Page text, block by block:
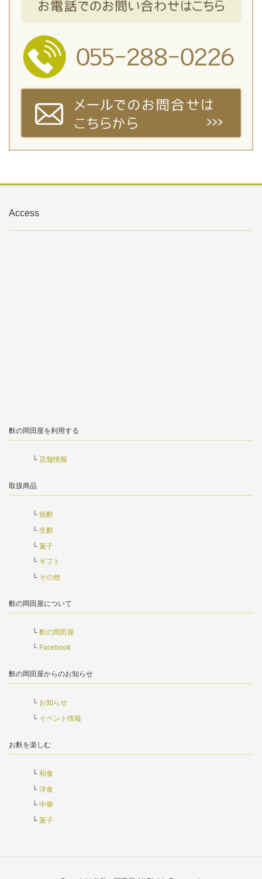
Access
麩の岡田屋を利用する
店舗情報
取扱商品
焼麩
生麩
菓子
ギフト
その他
麩の岡田屋について
麩の岡田屋
Facebook
麩の岡田屋からのお知らせ
お知らせ
イベント情報
お麩を楽しむ
和食
洋食
中華
菓子